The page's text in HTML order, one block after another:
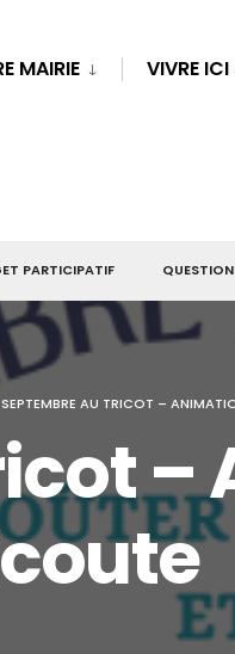
MAIRIE VIVRE ICI
PARTICIPATIF
SEPTEMBRE AU TRICOT –
–